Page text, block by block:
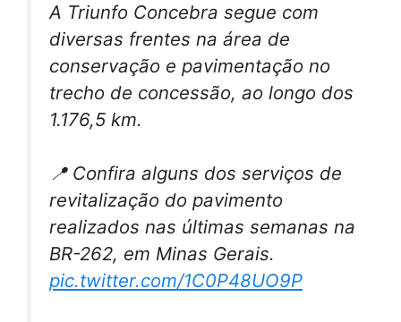
A Triunfo Concebra segue com
diversas frentes na área de
conservação e pavimentação no
trecho de concessão, ao longo dos
1.176,5 km.
📍 Confira alguns dos serviços de
revitalização do pavimento
realizados nas últimas semanas na
BR-262, em Minas Gerais.
pic.twitter.com/1C0P48UO9P